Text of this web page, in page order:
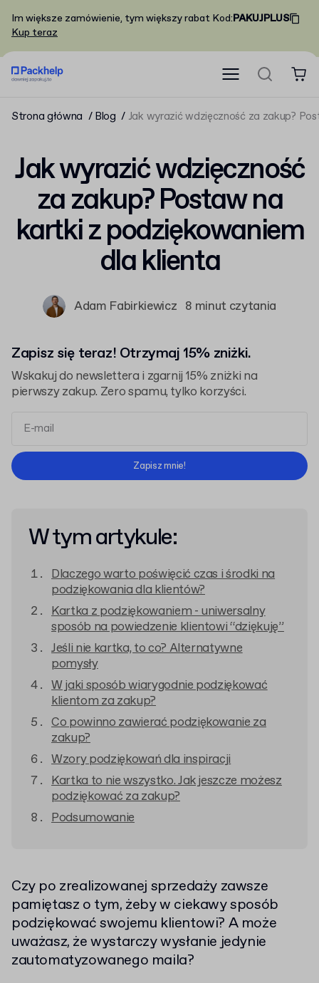
Im większe zamówienie, tym większy rabat Kod:PAKUJPLUS
Kup teraz
Strona główna Blog Jak wyrazić wdzięczność za zakup?
Jak wyrazić wdzięczność
za zakup? Postaw na
kartki z podziękowaniem
dla klienta
Adam Fabirkiewicz 8 minut czytania
Zapisz się teraz! Otrzymaj 15% zniżki.
Wskakuj do newslettera i zgarnij 15% zniżki na
pierwszy zakup. Zero spamu, tylko korzyści.
Regulaminem Polityką Prywatności
Zapisz mnie!
W tym artykule:
Dlaczego warto poświęcić czas i środki na
podziękowania dla klientów?
Kartka z podziękowaniem - uniwersalny
sposób na powiedzenie klientowi “dziękuję”
Jeśli nie kartka, to co? Alternatywne
pomysły
W jaki sposób wiarygodnie podziękować
klientom za zakup?
Co powinno zawierać podziękowanie za
zakup?
Wzory podziękowań dla inspiracji
Kartka to nie wszystko. Jak jeszcze możesz
podziękować za zakup?
Podsumowanie
Czy po zrealizowanej sprzedaży zawsze
pamiętasz o tym, żeby w ciekawy sposób
podziękować swojemu klientowi? A może
uważasz, że wystarczy wysłanie jedynie
zautomatyzowanego maila?